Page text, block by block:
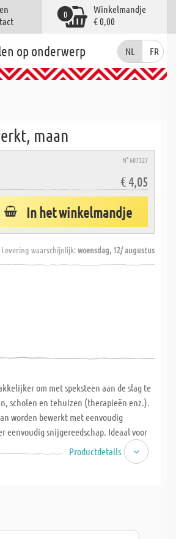
Winkelmandje
€ 0,00
0
op onderwerp NL FR
maan
N° 607327
€ 4,05
In het winkelmandje
Levering waarschijnlijk:woensdag, 12/ augustus
om met speksteen aan de slag te
scholen en tehuizen (therapieën enz.).
worden bewerkt met eenvoudig
eenvoudig snijgereedschap. Ideaal voor
kennen en te begrijpen! Afmeting ca.
Productdetails